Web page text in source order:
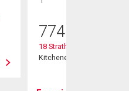
774 900
18 Strathcona Crescent
Kitchener, ON